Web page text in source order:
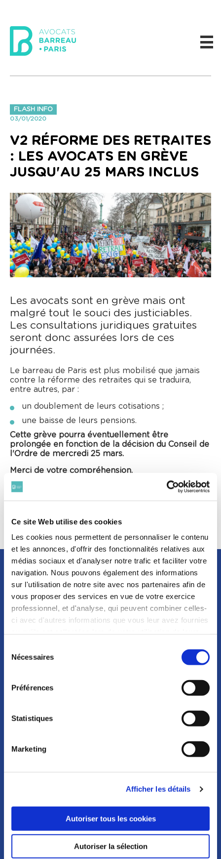
Ce site Web utilise des cookies
Les cookies nous permettent de personnaliser le contenu
et les annonces, d'offrir des fonctionnalités relatives aux
médias sociaux et d'analyser notre trafic et faciliter votre
navigation. Nous pouvons également des informations
sur l'utilisation de notre site avec nos partenaires afin de
vous proposer des services en vue de votre exercice
professionnel, et d'analyse, qui peuvent combiner celles-
ci avec d'autres informations que vous leur avez fournies
continuez à utiliser notre site Web.
Pour en savoir plus sur notre politique de traitement,
Nécessaires
Préférences
Statistiques
Marketing
Afficher les détails
Autoriser tous les cookies
Autoriser la sélection
FLASH INFO
03/01/2020
V2 RÉFORME DES RETRAITES
: LES AVOCATS EN GRÈVE
JUSQU'AU 25 MARS INCLUS
Les avocats sont en grève mais ont
malgré tout le souci des justiciables.
Les consultations juridiques gratuites
seront donc assurées lors de ces
journées.
Le barreau de Paris est plus mobilisé que jamais
contre la réforme des retraites qui se traduira,
entre autres, par :
un doublement de leurs cotisations ;
une baisse de leurs pensions.
Cette grève pourra éventuellement être
prolongée en fonction de la décision du Conseil de
l'Ordre de mercredi 25 mars.
Merci de votre compréhension.
Pour en savoir plus sur la réforme de retraites des
ANNUAIRE